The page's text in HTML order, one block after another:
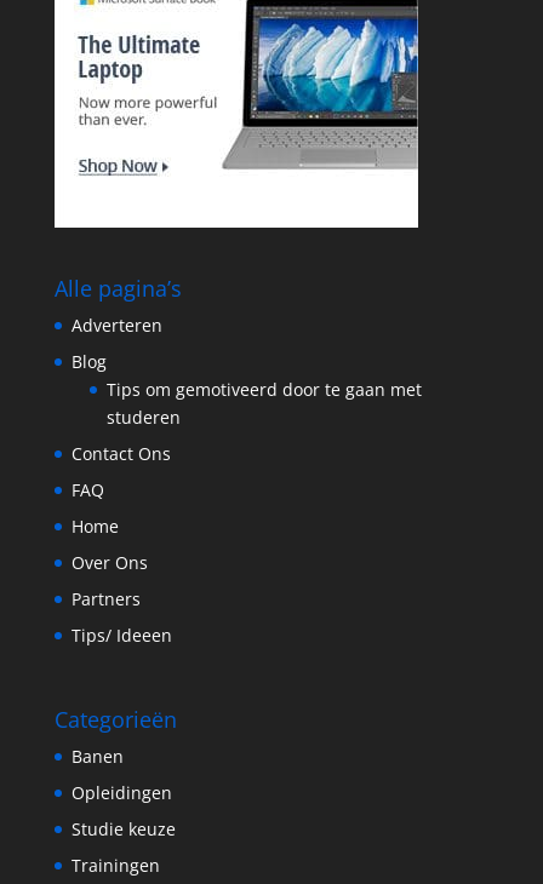
Alle pagina’s
Adverteren
Blog
Tips om gemotiveerd door te gaan met
studeren
Contact Ons
FAQ
Home
Over Ons
Partners
Tips/ Ideeen
Categorieën
Banen
Opleidingen
Studie keuze
Trainingen